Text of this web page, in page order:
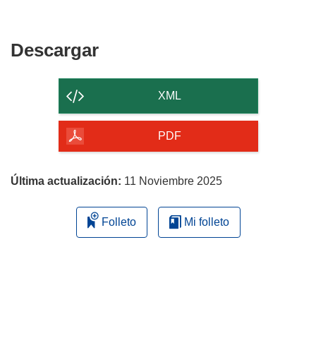
DescargarDescargar
contenido
de
página
XML
PDF
Última actualización: 11 Noviembre 2025
Folleto Mi folleto